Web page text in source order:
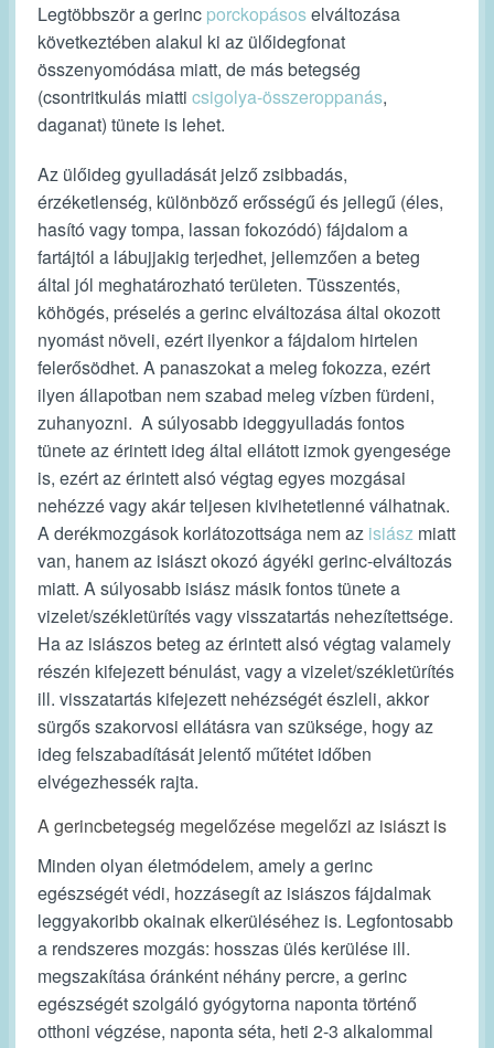
Legtöbbször a gerinc porckopásoselváltozása
következtében alakul ki az ülőidegfonat
összenyomódása miatt, de más betegség
(csontritkulás miatti csigolya-összeroppanás,
daganat) tünete is lehet.
Az ülőideg gyulladását jelző zsibbadás,
érzéketlenség, különböző erősségű és jellegű (éles,
hasító vagy tompa, lassan fokozódó) fájdalom a
fartájtól a lábujjakig terjedhet, jellemzően a beteg
által jól meghatározható területen. Tüsszentés,
köhögés, préselés a gerinc elváltozása által okozott
nyomást növeli, ezért ilyenkor a fájdalom hirtelen
felerősödhet. A panaszokat a meleg fokozza, ezért
ilyen állapotban nem szabad meleg vízben fürdeni,
zuhanyozni. A súlyosabb ideggyulladás fontos
tünete az érintett ideg által ellátott izmok gyengesége
is, ezért az érintett alsó végtag egyes mozgásai
nehézzé vagy akár teljesen kivihetetlenné válhatnak.
A derékmozgások korlátozottsága nem az isiász miatt
van, hanem az isiászt okozó ágyéki gerinc-elváltozás
miatt. A súlyosabb isiász másik fontos tünete a
vizelet/székletürítés vagy visszatartás nehezítettsége.
Ha az isiászos beteg az érintett alsó végtag valamely
részén kifejezett bénulást, vagy a vizelet/székletürítés
ill. visszatartás kifejezett nehézségét észleli, akkor
sürgős szakorvosi ellátásra van szüksége, hogy az
ideg felszabadítását jelentő műtétet időben
elvégezhessék rajta.
A gerincbetegség megelőzése megelőzi az isiászt is
Minden olyan életmódelem, amely a gerinc
egészségét védi, hozzásegít az isiászos fájdalmak
leggyakoribb okainak elkerüléséhez is. Legfontosabb
a rendszeres mozgás: hosszas ülés kerülése ill.
megszakítása óránként néhány percre, a gerinc
egészségét szolgáló gyógytorna naponta történő
otthoni végzése, naponta séta, heti 2-3 alkalommal